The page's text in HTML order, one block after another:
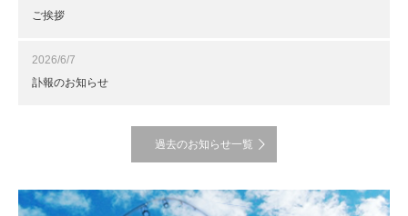
ご挨拶
2026/6/7
訃報のお知らせ
過去のお知らせ一覧